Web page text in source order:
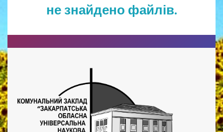
не знайдено файлів.